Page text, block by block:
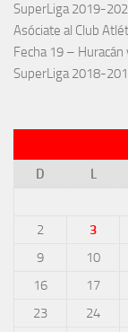
SuperLiga 2019-
Asóciate al Club
Fecha 19 – Huracán
SuperLiga 2018-
D
L
2
3
9
10
16
17
23
24